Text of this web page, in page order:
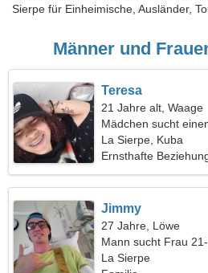
Sierpe für Einheimische, Ausländer,
Männer und
Teresa
21 Jahre alt, Waage
Mädchen sucht
La Sierpe, Kuba
Ernsthafte
Jimmy
27 Jahre, Löwe
Mann sucht Frau 21-
La Sierpe